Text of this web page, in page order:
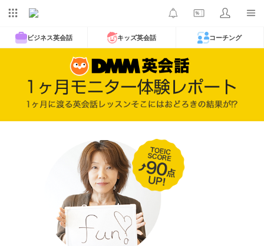
ビジネス英会話 キッズ英会話 コーチング